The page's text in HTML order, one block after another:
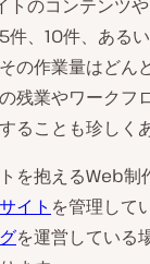
トのコンテンツ
件、10件、ある
の作業量はどん
残業やワークフ
ることも珍しく
を抱えるWeb制
イト を管理して
を運営している